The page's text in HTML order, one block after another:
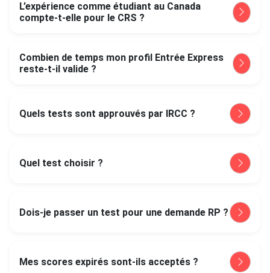
L’expérience comme étudiant au Canada
compte-t-elle pour le CRS ?
Combien de temps mon profil Entrée Express
reste-t-il valide ?
Quels tests sont approuvés par IRCC ?
Quel test choisir ?
Dois-je passer un test pour une demande RP ?
Mes scores expirés sont-ils acceptés ?